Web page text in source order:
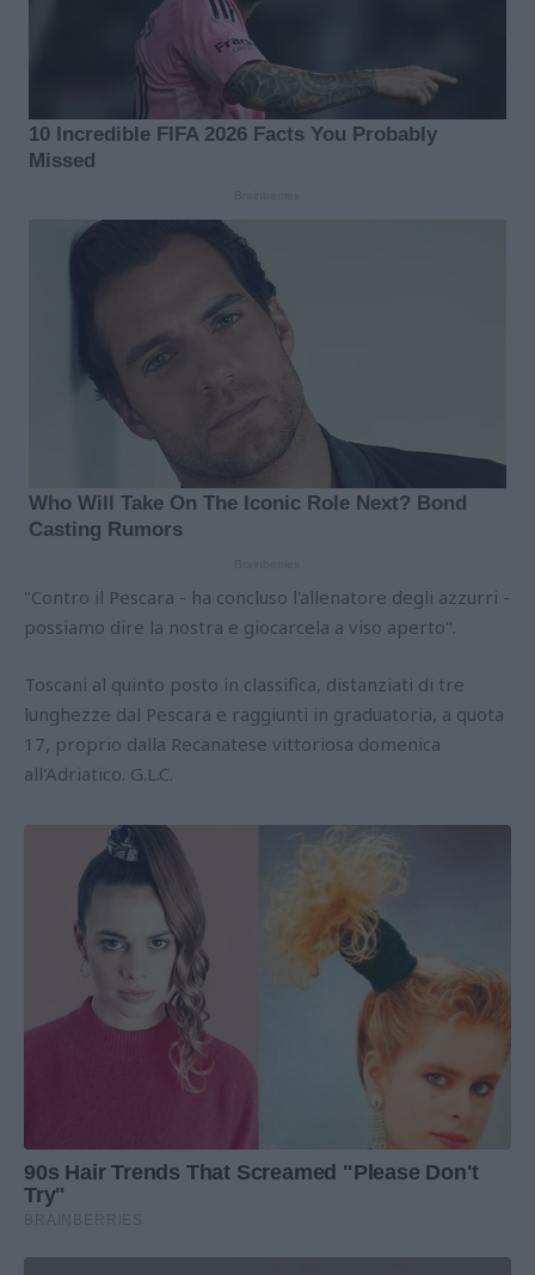
"Contro il Pescara - ha concluso l'allenatore degli azzurri -
possiamo dire la nostra e giocarcela a viso aperto".
Toscani al quinto posto in classifica, distanziati di tre
lunghezze dal Pescara e raggiunti in graduatoria, a quota
17, proprio dalla Recanatese vittoriosa domenica
all'Adriatico. G.L.C.